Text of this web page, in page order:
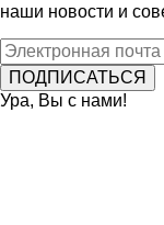
наши новости и
Ура, Вы с нами!